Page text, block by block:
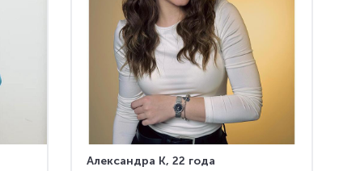
Александра К, 22 года